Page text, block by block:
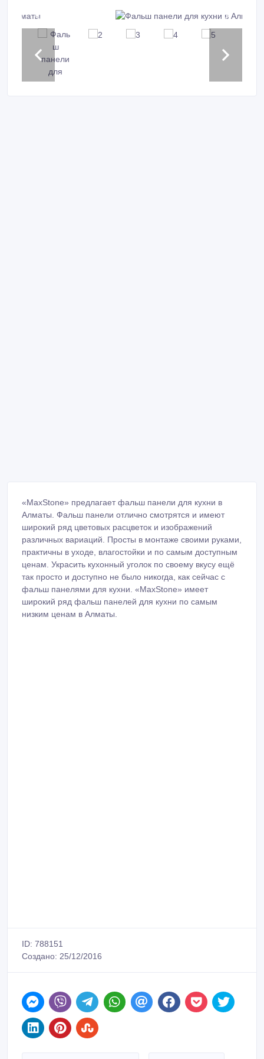
«MaxStone» предлагает фальш панели для кухни в
Алматы. Фальш панели отлично смотрятся и имеют
широкий ряд цветовых расцветок и изображений
различных вариаций. Просты в монтаже своими руками,
практичны в уходе, влагостойки и по самым доступным
ценам. Украсить кухонный уголок по своему вкусу ещё
так просто и доступно не было никогда, как сейчас с
фальш панелями для кухни. «MaxStone» имеет
широкий ряд фальш панелей для кухни по самым
низким ценам в Алматы.
ID: 788151
Создано: 25/12/2016